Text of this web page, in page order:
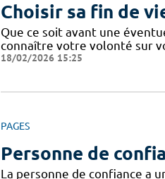
Choisir sa fin de
Que ce soit avant une
connaître votre volonté sur
18/02/2026 15:25
PAGES
Personne de
La personne de confiance a